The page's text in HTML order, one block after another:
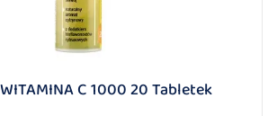
C 1000 20 Tabletek